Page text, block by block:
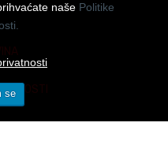
BON
naše Politike
se